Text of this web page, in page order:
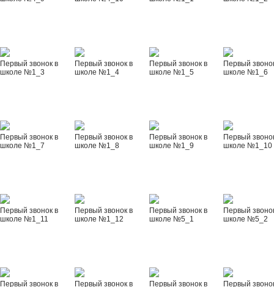
Первый звонок в
школе №1_3
Первый звонок в
школе №1_4
Первый звонок в
школе №1_5
Первый
школе №1_6
Первый звонок в
школе №1_7
Первый звонок в
школе №1_8
Первый звонок в
школе №1_9
Первый
школе №1_10
Первый звонок в
школе №1_11
Первый звонок в
школе №1_12
Первый звонок в
школе №5_1
Первый
школе №5_2
Первый звонок в
Первый звонок в
Первый звонок в
Первый